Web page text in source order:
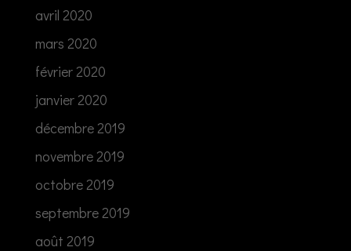
avril 2020
mars 2020
février 2020
janvier 2020
décembre 2019
novembre 2019
octobre 2019
septembre 2019
août 2019